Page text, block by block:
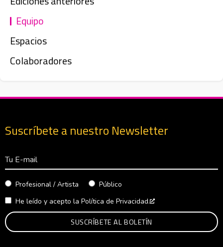
Equipo
Espacios
Colaboradores
Suscríbete a nuestro Newsletter
Correo Electrónico
Profesional / Artista
Público
He leído y acepto la Política de Privacidad.